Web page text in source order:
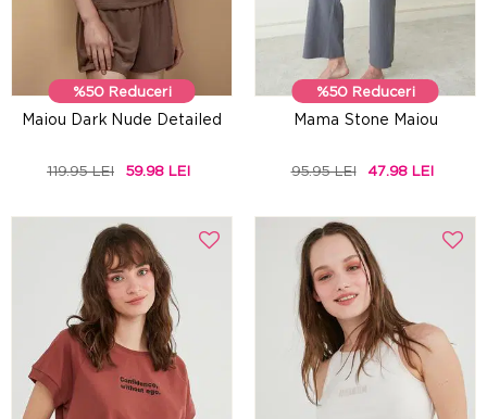
%50 Reduceri
Maiou Dark Nude Detailed
119.95 LEI 59.98 LEI
%50 Reduceri
Mama Stone Maiou
95.95 LEI 47.98 LEI